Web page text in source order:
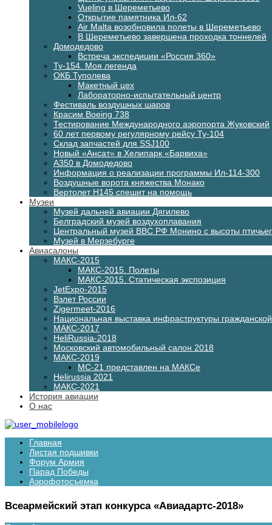
Vueling в Шереметьево
Открытие памятника Ил-62
Air Malta возобновила полеты в Шереметьево
В Шереметьево завершена проходка тоннелей
Домодедово
Встреча экспедиции «Россия 360»
Ту-154. Моя легенда
ОКБ Туполева
Макетный цех
Лабораторно-испытательный центр
Фестиваль воздушных шаров
Красим Boeing 738
Тестирование Международного аэропорта Жуковский
60 лет первому регулярному рейсу Ту-104
Склад запчастей для SSJ100
Новый «Ансат» в Хелипарк «Барвиха»
А350 в Домодедово
Информация о реализации программы Ил-114-300
Воздушные ворота княжества Монако
Вертолет H145 спешит на помощь
Музеи
Музей дальней авиации Дягилево
Белградский музей воздухоплавания
Центральный музей ВВС РФ Монино с высоты
Музей в Мерзебурге
Авиасалоны
МАКС-2015
МАКС-2015. Полеты
МАКС-2015. Статическая экспозиция
JetExpo-2015
Взлет России
Zigermeet-2016
Национальная выставка инфраструктуры
МАКС-2017
HeliRussia-2018
Московский автомобильный салон 2018
МАКС-2019
МС-21 представлен на МАКСе
Helirussia 2021
МАКС-2021
История авиации
О нас
Главная
Листая подшивки
Форум Армия
Парад Победы
Аэрофотосъемка
Всеармейский этап конкурса «Авиадартс-2018»